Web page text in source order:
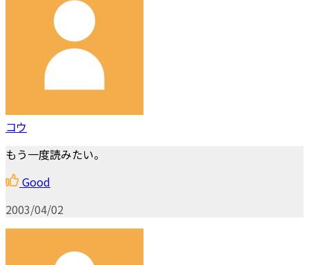
コウ
もう一度読みたい。
Good
2003/04/02